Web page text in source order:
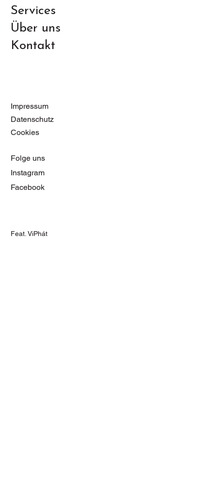
Services
Über uns
Kontakt
Impressum
Datenschutz
Cookies
Folge uns
Instagram
Facebook
Feat. ViPhát